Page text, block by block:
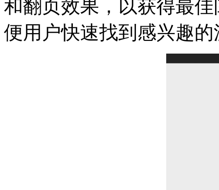
和翻页效果，以获得最
便用户快速找到感兴趣的